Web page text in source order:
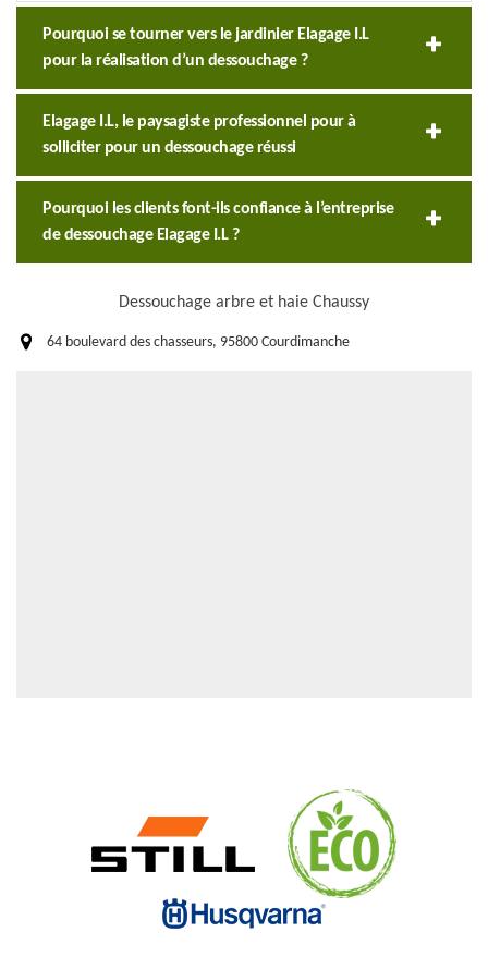
Pourquoi se tourner vers le jardinier Elagage I.L
pour la réalisation d’un dessouchage ?
Elagage I.L, le paysagiste professionnel pour à
solliciter pour un dessouchage réussi
Pourquoi les clients font-ils confiance à l’entreprise
de dessouchage Elagage I.L ?
Dessouchage arbre et haie Chaussy
64 boulevard des chasseurs, 95800 Courdimanche